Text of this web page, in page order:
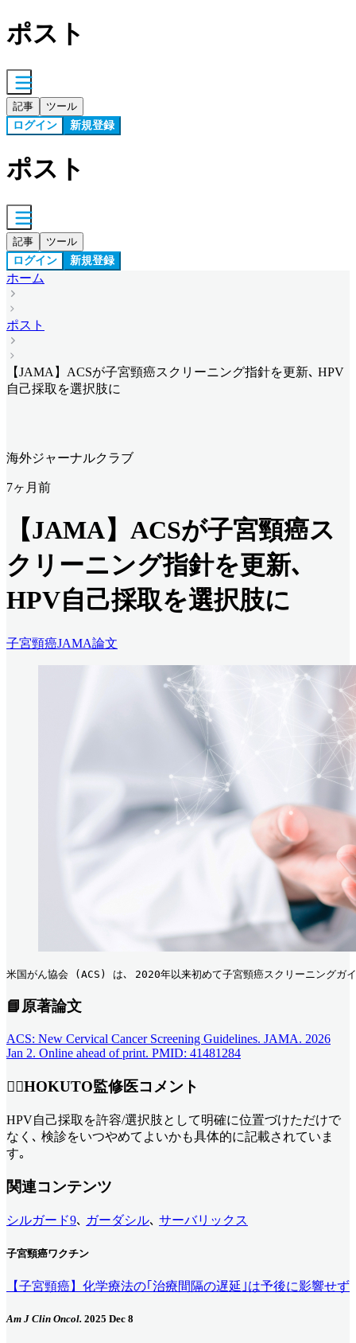
ポスト
記事 ツール
ログイン 新規登録
ポスト
記事 ツール
ログイン 新規登録
ホーム
ポスト
【JAMA】ACSが子宮頸癌スクリーニング指針を更新､ HPV
自己採取を選択肢に
海外ジャーナルクラブ
7ヶ月前
【JAMA】ACSが子宮頸癌ス
クリーニング指針を更新､
HPV自己採取を選択肢に
子宮頸癌JAMA論文
米国がん協会 (ACS) は､ 2020年以来初めて子宮頸癌スクリーニングガ
📘原著論文
ACS: New Cervical Cancer Screening Guidelines. JAMA. 2026
Jan 2. Online ahead of print. PMID: 41481284
👨‍⚕️HOKUTO監修医コメント
HPV自己採取を許容/選択肢として明確に位置づけただけで
なく､ 検診をいつやめてよいかも具体的に記載されていま
す｡
関連コンテンツ
シルガード9､ ガーダシル､ サーバリックス
子宮頸癌ワクチン
【子宮頸癌】化学療法の｢治療間隔の遅延｣は予後に影響せず
Am J Clin Oncol. 2025 Dec 8